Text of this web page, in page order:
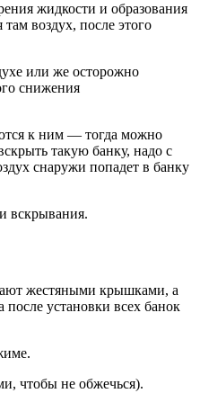
жидкости и образования
воздух, после этого
или же осторожно
снижения
к ним — тогда можно
такую банку, надо с
снаружи попадет в банку
вскрывания.
жестяными крышками, а
установки всех банок
чтобы не обжечься).